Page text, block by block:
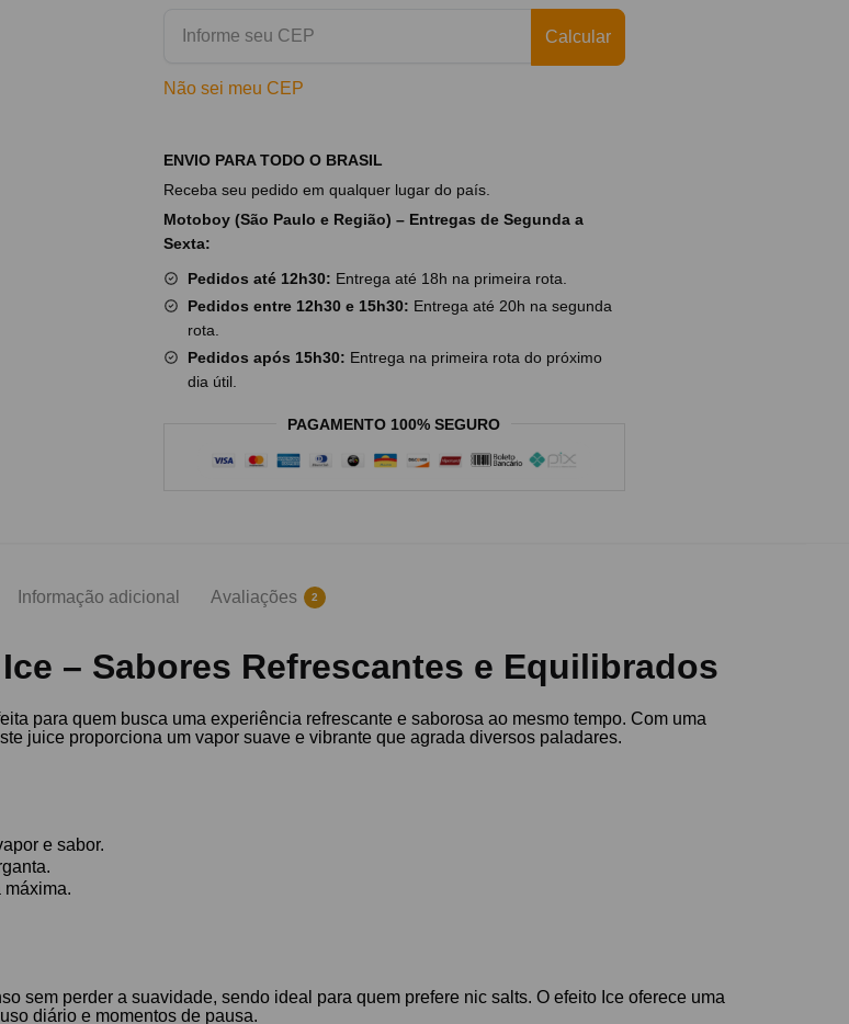
Calcular
Não sei meu CEP
ENVIO PARA TODO O BRASIL
Receba seu pedido em qualquer lugar do país.
Motoboy (São Paulo e Região) – Entregas de Segunda a
Sexta:
Pedidos até 12h30: Entrega até 18h na primeira rota.
Pedidos entre 12h30 e 15h30: Entrega até 20h na segunda
rota.
Pedidos após 15h30: Entrega na primeira rota do próximo
dia útil.
PAGAMENTO 100% SEGURO
Informação adicional Avaliações 2
– Sabores Refrescantes e Equilibrados
para quem busca uma experiência refrescante e saborosa ao mesmo tempo. Com uma
juice proporciona um vapor suave e vibrante que agrada diversos paladares.
e sabor.
máxima.
sem perder a suavidade, sendo ideal para quem prefere nic salts. O efeito Ice oferece uma
diário e momentos de pausa.